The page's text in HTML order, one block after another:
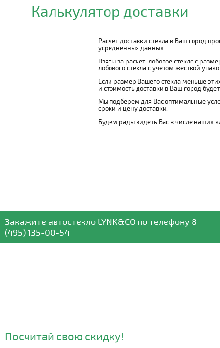
Калькулятор доставки
Расчет доставки стекла в Ваш город
усредненных данных.
Взяты за расчет: лобовое стекло с
лобового стекла с учетом жесткой
Если размер Вашего стекла меньше
и стоимость доставки в Ваш город
Мы подберем для Вас оптимальные
сроки и цену доставки.
Будем рады видеть Вас в числе наших
Закажите автостекло LYNK&CO по телефону 8
(495) 135-00-54
Посчитай свою скидку!